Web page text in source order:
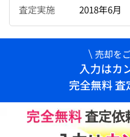
査定実施
2018年6月
売却を
入力はカ
完全無料 査